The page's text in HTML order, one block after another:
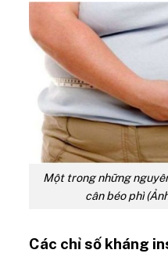
Một trong những
cân béo phì
Các chỉ số kháng